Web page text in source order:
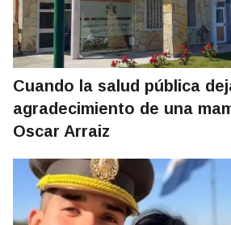
Cuando la salud pública
agradecimiento de una
Oscar Arraiz